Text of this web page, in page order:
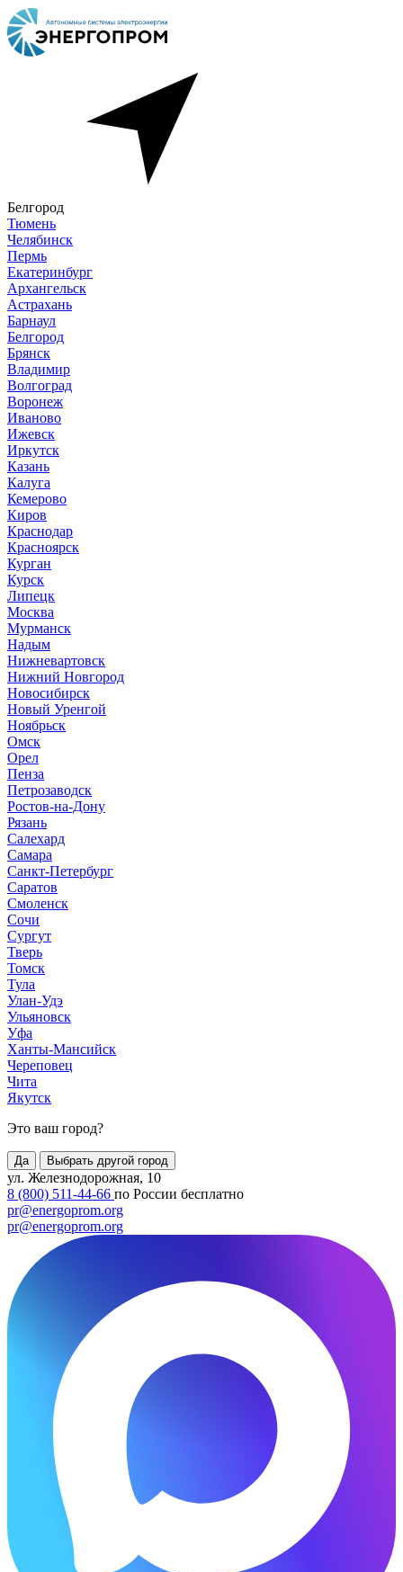
Белгород
Тюмень
Челябинск
Пермь
Екатеринбург
Архангельск
Астрахань
Барнаул
Белгород
Брянск
Владимир
Волгоград
Воронеж
Иваново
Ижевск
Иркутск
Казань
Калуга
Кемерово
Киров
Краснодар
Красноярск
Курган
Курск
Липецк
Москва
Мурманск
Надым
Нижневартовск
Нижний Новгород
Новосибирск
Новый Уренгой
Ноябрьск
Омск
Орел
Пенза
Петрозаводск
Ростов-на-Дону
Рязань
Салехард
Самара
Санкт-Петербург
Саратов
Смоленск
Сочи
Сургут
Тверь
Томск
Тула
Улан-Удэ
Ульяновск
Уфа
Ханты-Мансийск
Череповец
Чита
Якутск
Это ваш город?
Да Выбрать другой город
ул. Железнодорожная, 10
8 (800) 511-44-66 по России бесплатно
pr@energoprom.org
pr@energoprom.org